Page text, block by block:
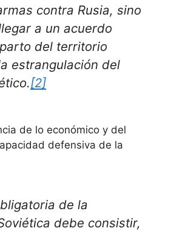
contra Rusia, sino
a un acuerdo
del territorio
estrangulación del
.[2]
de lo económico y del
defensiva de la
de la
debe consistir,